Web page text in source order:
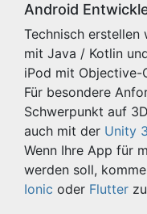
Android
Technisch
mit Java / Kotlin
iPod mit Objective-
Für besondere
Schwerpunkt auf
auch mit der Unity
Wenn Ihre App für
werden soll,
Ionic oder Flutter